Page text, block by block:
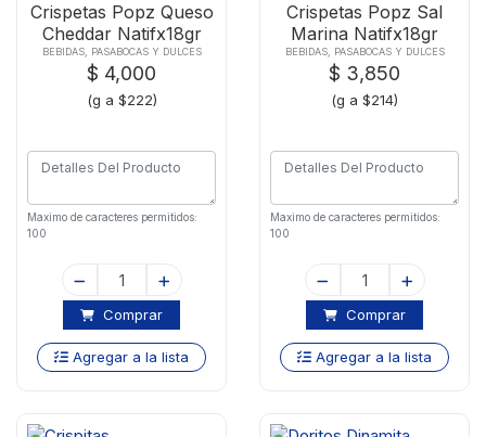
Crispetas Popz Queso
Cheddar Natifx18gr
BEBIDAS, PASABOCAS Y DULCES
$ 4,000
(g a $222)
Maximo de caracteres permitidos:
100
Comprar
Agregar a la lista
Crispetas Popz Sal
Marina Natifx18gr
BEBIDAS, PASABOCAS Y DULCES
$ 3,850
(g a $214)
Maximo de caracteres permitidos:
100
Comprar
Agregar a la lista